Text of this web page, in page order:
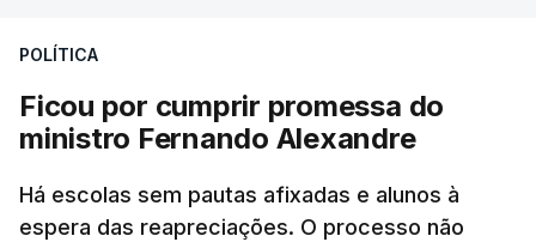
POLÍTICA
Ficou por cumprir promessa do
ministro Fernando Alexandre
Há escolas sem pautas afixadas e alunos à
espera das reapreciações. O processo não